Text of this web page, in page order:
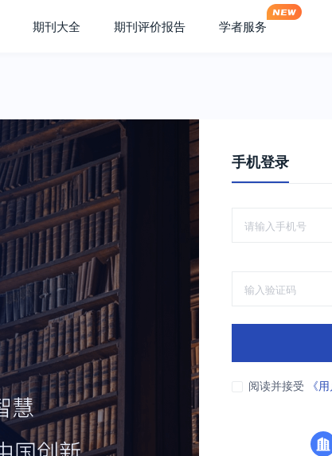
期刊大全 期刊评价报告 学者服务
手机登录
阅读并接受 《